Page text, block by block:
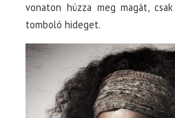
vonaton húzza meg magát,
tomboló hideget.